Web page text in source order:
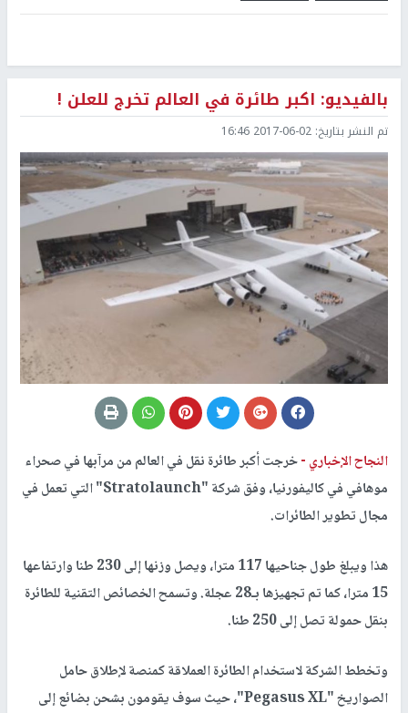
بالفيديو: اكبر طائرة في العالم تخرج للعلن !
تم النشر بتاريخ: 2017-06-02 16:46
النجاح الإخباري -خرجت أكبر طائرة نقل في العالم من مرآبها في صحراء
موهافي في كاليفورنيا، وفق شركة "Stratolaunch" التي تعمل في
مجال تطوير الطائرات.
هذا ويبلغ طول جناحيها 117 مترا، ويصل وزنها إلى 230 طنا وارتفاعها
15 مترا، كما تم تجهيزها بـ28 عجلة. وتسمح الخصائص التقنية للطائرة
بنقل حمولة تصل إلى 250 طنا.
وتخطط الشركة لاستخدام الطائرة العملاقة كمنصة لإطلاق حامل
الصواريخ "Pegasus XL"، حيث سوف يقومون بشحن بضائع إلى